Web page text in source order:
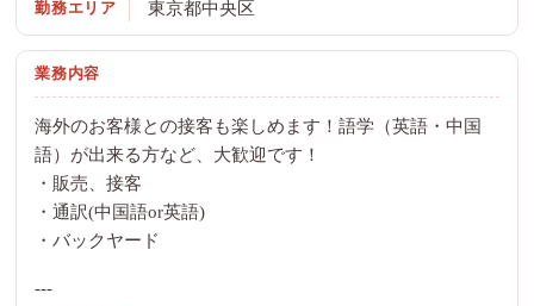
勤務エリア 東京都中央区
業務内容
海外のお客様との接客も楽しめます！語学（英語・中国
語）が出来る方など、大歓迎です！
・販売、接客
・通訳(中国語or英語)
・バックヤード
---